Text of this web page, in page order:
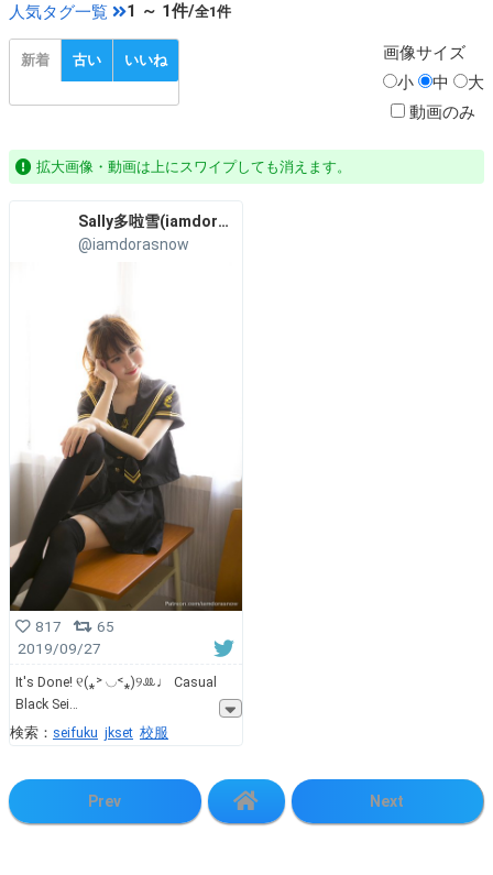
人気タグ一覧 1 ～ 1件/全1件
新着 古い いいね 画像サイズ
小
中
大
動画のみ
拡大画像・動画は上にスワイプしても消えます。
Sally多啦雪(iamdorasnow)
@iamdorasnow
817
65
2019/09/27
It's Done! ୧(⁎˃ ◡˂⁎)୨ꔛ♩ Casual
Black Sei
検索： seifuku jkset 校服
Prev Next